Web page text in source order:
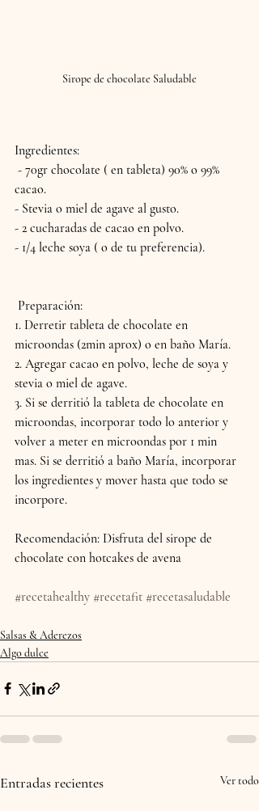
Sirope de chocolate Saludable
Ingredientes:
cacao.
- Stevia o miel de agave al gusto.
- 2 cucharadas de cacao en polvo.
- 1/4 leche soya ( o de tu preferencia).
Preparación:
1. Derretir tableta de chocolate en
microondas (2min aprox) o en baño María.
2. Agregar cacao en polvo, leche de soya y
stevia o miel de agave.
3. Si se derritió la tableta de chocolate en
microondas, incorporar todo lo anterior y
volver a meter en microondas por 1 min
mas. Si se derritió a baño María, incorporar
los ingredientes y mover hasta que todo se
incorpore.
Recomendación: Disfruta del sirope de
chocolate con hotcakes de avena
#recetahealthy #recetafit #recetasaludable
Salsas & Aderezos
Algo dulce
Entradas recientes Ver todo